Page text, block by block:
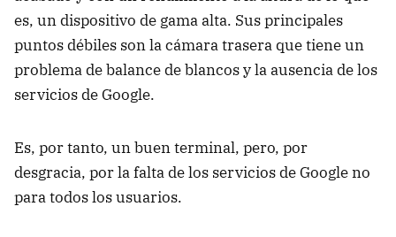
es, un dispositivo de gama alta. Sus principales
puntos débiles son la cámara trasera que tiene un
problema de balance de blancos y la ausencia de los
servicios de Google.
Es, por tanto, un buen terminal, pero, por
desgracia, por la falta de los servicios de Google no
para todos los usuarios.